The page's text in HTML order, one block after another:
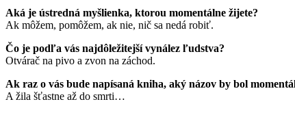
Aká je ústredná myšlienka, ktorou momentálne žijete?
Ak môžem, pomôžem, ak nie, nič sa nedá robiť.
Čo je podľa vás najdôležitejší vynález ľudstva?
Otvárač na pivo a zvon na záchod.
Ak raz o vás bude napísaná kniha, aký názov by bol
A žila šťastne až do smrti…